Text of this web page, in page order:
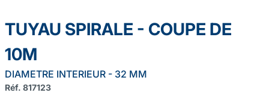
TUYAU SPIRALE - COUPE DE
10M
DIAMETRE INTERIEUR - 32 MM
Réf. 817123